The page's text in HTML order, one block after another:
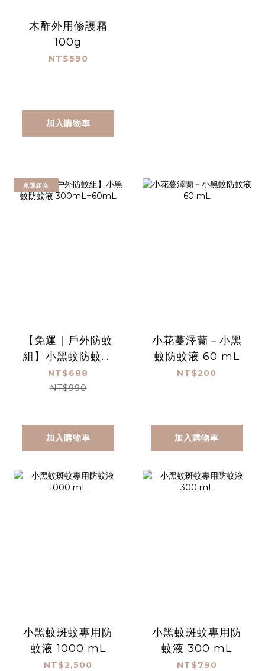
木酢外用修護霜
100g
NT$590
加入購物車
免運組合
【免運｜戶外防蚊
組】小黑蚊防蚊液
300mL+60mL
NT$688
NT$990
加入購物車
小花蔓澤蘭－小黑
蚊防蚊液 60 mL
NT$200
加入購物車
小黑蚊斑蚊專用防
蚊液 1000 mL
NT$2,500
小黑蚊斑蚊專用防
蚊液 300 mL
NT$790